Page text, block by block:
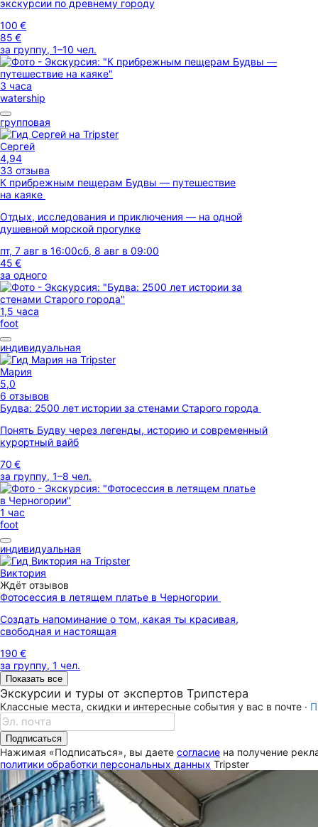
экскурсии по древнему городу
100 €
85 €
за группу, 1–10 чел.
3 часа
watership
групповая
Сергей
4,94
33 отзыва
К прибрежным пещерам Будвы — путешествие
на каяке
Отдых, исследования и приключения — на одной
душевной морской прогулке
пт, 7 авг в 16:00сб, 8 авг в 09:00
45 €
за одного
1,5 часа
foot
индивидуальная
Мария
5,0
6 отзывов
Будва: 2500 лет истории за стенами Старого города
Понять Будву через легенды, историю и современный
курортный вайб
70 €
за группу, 1–8 чел.
1 час
foot
индивидуальная
Виктория
Ждёт отзывов
Фотосессия в летящем платье в Черногории
Создать напоминание о том, какая ты красивая,
свободная и настоящая
190 €
за группу, 1 чел.
Показать все
Экскурсии и туры от экспертов Трипстера
Классные места, скидки и интересные события у вас в почте ·
Подписаться
Нажимая «Подписаться», вы даете согласие на получение
политики обработки персональных данных Tripster